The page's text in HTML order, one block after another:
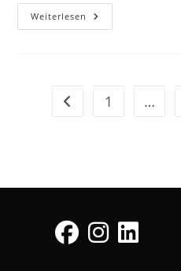
Weiterlesen Das
Konzept
Gehe zur vorherigen
1 …